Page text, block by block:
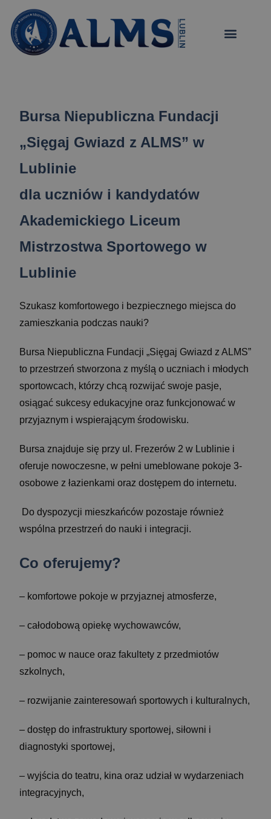
treści
Bursa Niepubliczna Fundacji
„Sięgaj Gwiazd z ALMS” w
Lublinie
dla uczniów i kandydatów
Akademickiego Liceum
Mistrzostwa Sportowego w
Lublinie
Szukasz komfortowego i bezpiecznego miejsca do
zamieszkania podczas nauki?
Bursa Niepubliczna Fundacji „Sięgaj Gwiazd z ALMS”
to przestrzeń stworzona z myślą o uczniach i młodych
sportowcach, którzy chcą rozwijać swoje pasje,
osiągać sukcesy edukacyjne oraz funkcjonować w
przyjaznym i wspierającym środowisku.
Bursa znajduje się przy ul. Frezerów 2 w Lublinie i
oferuje nowoczesne, w pełni umeblowane pokoje 3-
osobowe z łazienkami oraz dostępem do internetu.
Do dyspozycji mieszkańców pozostaje również
wspólna przestrzeń do nauki i integracji.
Co oferujemy?
– komfortowe pokoje w przyjaznej atmosferze,
– całodobową opiekę wychowawców,
– pomoc w nauce oraz fakultety z przedmiotów
szkolnych,
– rozwijanie zainteresowań sportowych i kulturalnych,
– dostęp do infrastruktury sportowej, siłowni i
diagnostyki sportowej,
– wyjścia do teatru, kina oraz udział w wydarzeniach
integracyjnych,